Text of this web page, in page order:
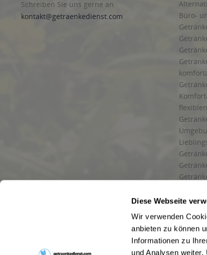
Diese Webseite
Wir verwenden
anbieten zu können
Informationen zu
und Analysen
Schreiben Sie uns gerne an
kontakt@getraenkedienst.com
Büro-
und
Wir